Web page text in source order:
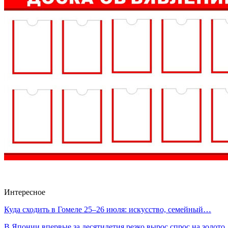
Интересное
Куда сходить в Гомеле 25–26 июля: искусство, семейный…